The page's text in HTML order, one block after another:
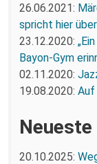
26.06.2021:
spricht hier
23.12.2020:
Bayon-Gym
02.11.2020:
19.08.2020: Auf
20.10.2025: